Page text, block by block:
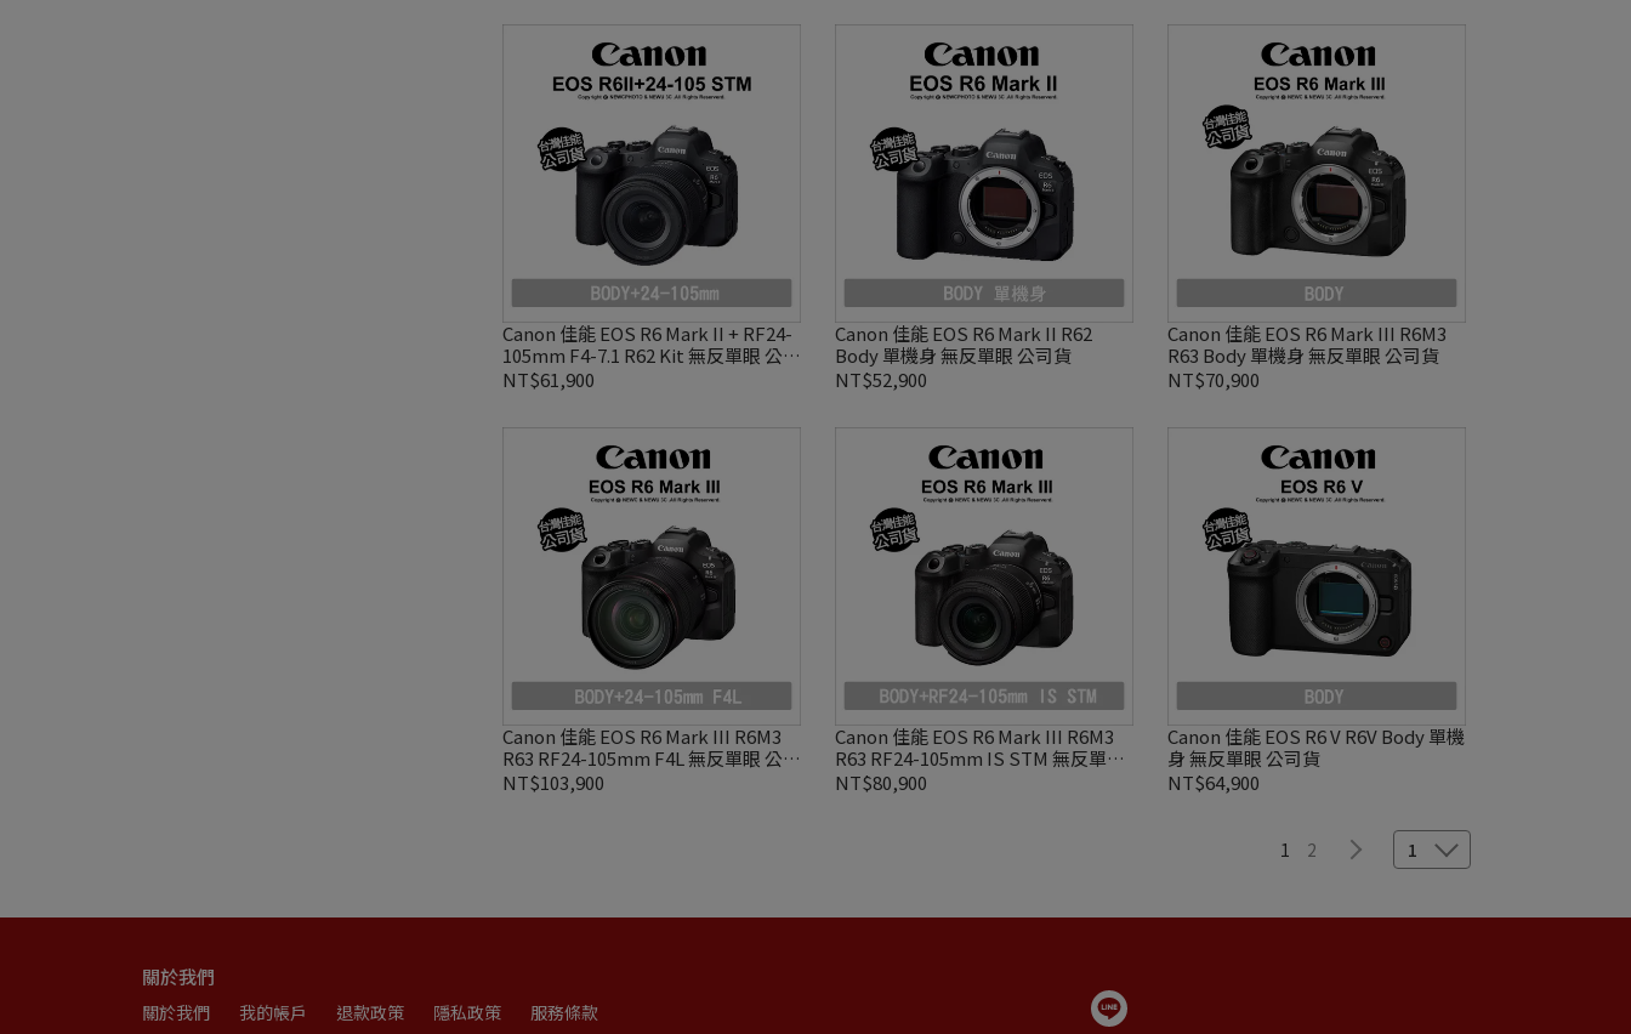
Canon 佳能 EOS R6 Mark II + RF24-
105mm F4-7.1 R62 Kit 無反單眼 公司
貨
NT$61,900
Canon 佳能 EOS R6 Mark II R62
Body 單機身 無反單眼 公司貨
NT$52,900
Canon 佳能 EOS R6 Mark III R6M3
R63 Body 單機身 無反單眼 公司貨
NT$70,900
Canon 佳能 EOS R6 Mark III R6M3
R63 RF24-105mm F4L 無反單眼 公司
貨
NT$103,900
Canon 佳能 EOS R6 Mark III R6M3
R63 RF24-105mm IS STM 無反單眼
公司貨
NT$80,900
Canon 佳能 EOS R6 V R6V Body 單機
身 無反單眼 公司貨
NT$64,900
1 2 1
關於我們
關於我們 我的帳戶 退款政策 隱私政策 服務條款